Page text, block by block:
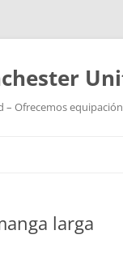
Ofrecemos
larga